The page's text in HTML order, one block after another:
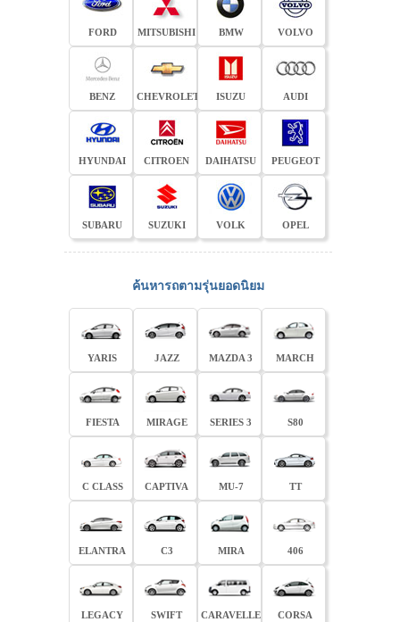
FORD MITSUBISHI BMW VOLVO
BENZ CHEVROLET ISUZU AUDI
HYUNDAI CITROEN DAIHATSU PEUGEOT
SUBARU SUZUKI VOLK OPEL
ค้นหารถตามรุ่นยอดนิยม
YARIS JAZZ MAZDA 3 MARCH
FIESTA MIRAGE SERIES 3 S80
C CLASS CAPTIVA MU-7 TT
ELANTRA C3 MIRA 406
LEGACY SWIFT CARAVELLE CORSA